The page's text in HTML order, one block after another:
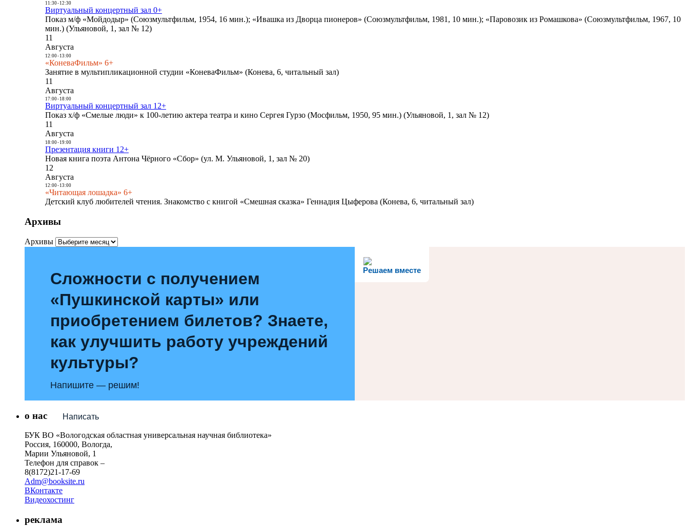
11:30- 12:30
Виртуальный концертный зал 0+
Показ м/ф «Мойдодыр» (Союзмультфильм, 1954, 16 мин.); «Ивашка из Дворца пионеров» (Союзмультфильм, 1981, 10 мин.); «Паровозик из Ромашкова» (Союзмультфильм, 1967, 10
мин.) (Ульяновой, 1, зал № 12)
11
Августа
12:00- 13:00
«КоневаФильм» 6+
Занятие в мультипликационной студии «КоневаФильм» (Конева, 6, читальный зал)
11
Августа
17:00- 18:00
Виртуальный концертный зал 12+
Показ х/ф «Смелые люди» к 100-летию актера театра и кино Сергея Гурзо (Мосфильм, 1950, 95 мин.) (Ульяновой, 1, зал № 12)
11
Августа
18:00- 19:00
Презентация книги 12+
Новая книга поэта Антона Чёрного «Сбор» (ул. М. Ульяновой, 1, зал № 20)
12
Августа
12:00- 13:00
«Читающая лошадка» 6+
Детский клуб любителей чтения. Знакомство с книгой «Смешная сказка» Геннадия Цыферова (Конева, 6, читальный зал)
Архивы
Архивы
Решаем вместе
Сложности с получением
«Пушкинской карты» или
приобретением билетов? Знаете,
как улучшить работу учреждений
культуры?
Напишите — решим!
Написать
о нас
БУК ВО «Вологодская областная универсальная научная библиотека»
Россия, 160000, Вологда,
Марии Ульяновой, 1
Телефон для справок –
8(8172)21-17-69
Adm@booksite.ru
ВКонтакте
Видеохостинг
реклама